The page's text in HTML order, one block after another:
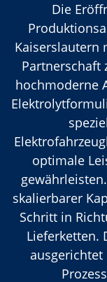
Die
Kaiserslautern
Partnerschaft
hochmoderne
optimale
skalierbarer
Schritt in
Lieferketten.
ausgerichtet